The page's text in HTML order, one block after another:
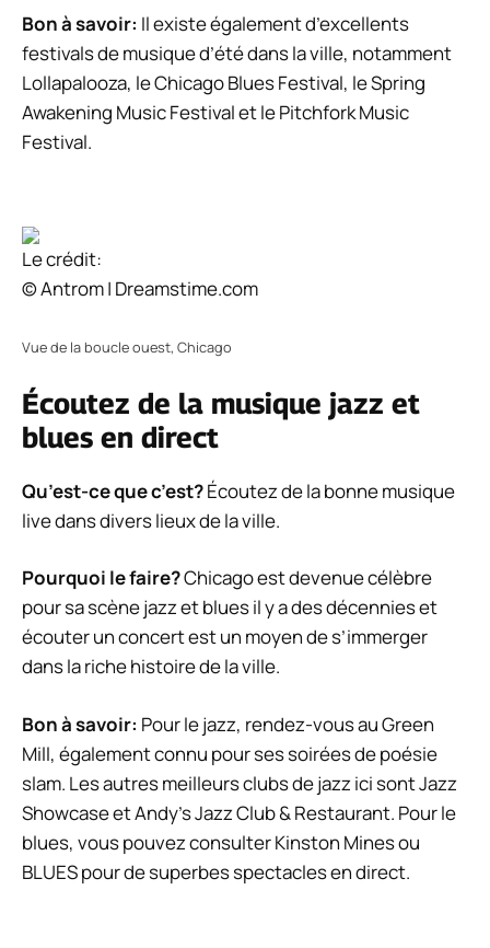
Bon à savoir: Il existe également d’excellents
festivals de musique d’été dans la ville, notamment
Lollapalooza, le Chicago Blues Festival, le Spring
Awakening Music Festival et le Pitchfork Music
Festival.
Le crédit:
© Antrom | Dreamstime.com
Vue de la boucle ouest, Chicago
Écoutez de la musique jazz et
blues en direct
Qu’est-ce que c’est?Écoutez de la bonne musique
live dans divers lieux de la ville.
Pourquoi le faire?Chicago est devenue célèbre
pour sa scène jazz et blues il y a des décennies et
écouter un concert est un moyen de s’immerger
dans la riche histoire de la ville.
Bon à savoir: Pour le jazz, rendez-vous au Green
Mill, également connu pour ses soirées de poésie
slam. Les autres meilleurs clubs de jazz ici sont Jazz
Showcase et Andy’s Jazz Club & Restaurant. Pour le
blues, vous pouvez consulter Kinston Mines ou
BLUES pour de superbes spectacles en direct.